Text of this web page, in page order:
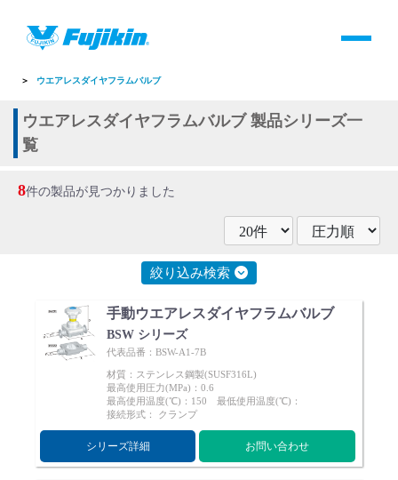
製品カタログダウンロード
サポート
よくあるご質問(FAQ)・用語集
Cv値・流量計算ツール
製品動画一覧
＞
ウエアレスダイヤフラムバルブ
ウエアレスダイヤフラムバルブ 製品シリーズ一
覧
8件の製品が見つかりました
絞り込み検索
手動ウエアレスダイヤフラムバルブ
BSW シリーズ
代表品番：BSW-A1-7B
材質：ステンレス鋼製(SUSF316L)
最高使用圧力(MPa)：0.6
最高使用温度(℃)：150 最低使用温度(℃)：
接続形式： クランプ
シリーズ詳細 お問い合わせ